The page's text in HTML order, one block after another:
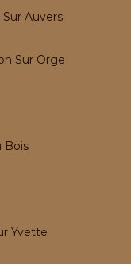
Auvers
Sur Orge
Bois
Yvette